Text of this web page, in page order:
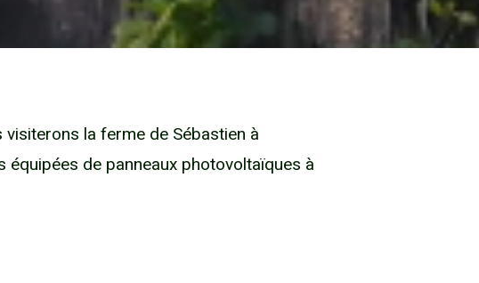
la ferme de Sébastien à
de panneaux photovoltaïques à